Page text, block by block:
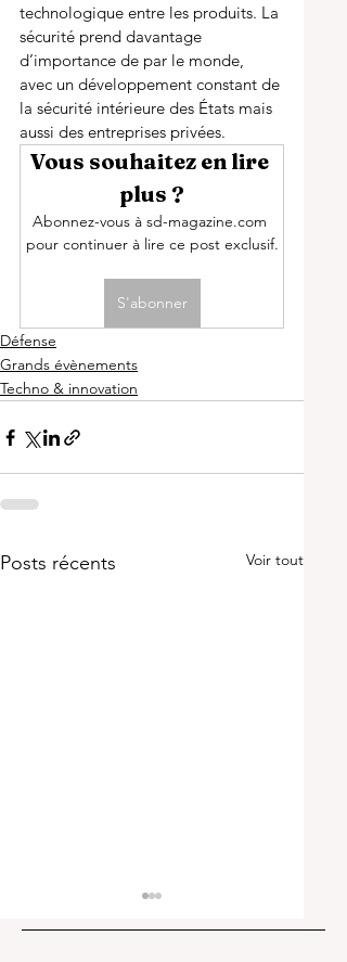
technologique entre les produits. La
sécurité prend davantage
d’importance de par le monde,
avec un développement constant de
la sécurité intérieure des États mais
aussi des entreprises privées.
Vous souhaitez en lire
plus ?
Abonnez-vous à sd-magazine.com
pour continuer à lire ce post exclusif.
S'abonner
Défense
Grands évènements
Techno & innovation
Posts récents Voir tout